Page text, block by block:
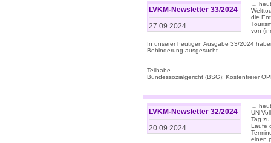
LVKM-Newsletter 33/2024
27.09.2024
…
die
von
In unserer heutigen Ausgabe 33/2024
Behinderung ausgesucht ...
Teilhabe
Bundessozialgericht (BSG): Kostenfreier
LVKM-Newsletter 32/2024
20.09.2024
…
UN-
Tag
Laufe
einen